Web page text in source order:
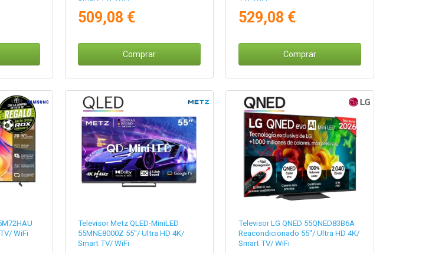
509,08 €
Comprar
529,08 €
Comprar
WiFi
Televisor Metz QLED-MiniLED
55MNE8000Z 55"/ Ultra HD 4K/
Smart TV/ WiFi
Televisor LG QNED 55QNED83B6A
Reacondicionado 55"/ Ultra HD 4K/
Smart TV/ WiFi